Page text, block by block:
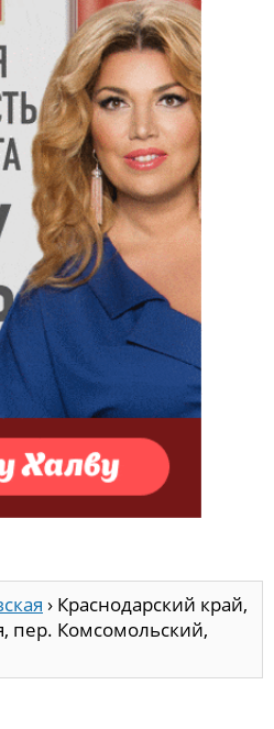
› Краснодарский край,
пер. Комсомольский,